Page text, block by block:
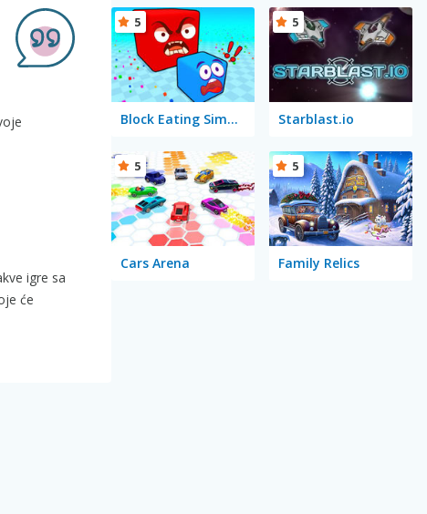
igre sa
će
Block Eating Simulator
5
Starblast.io
5
Cars Arena
5
Family Relics
5